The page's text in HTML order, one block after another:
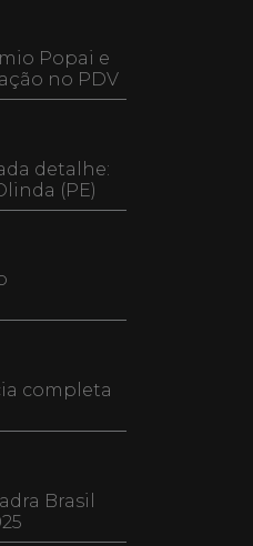
Popai e
no PDV
detalhe:
(PE)
completa
Brasil